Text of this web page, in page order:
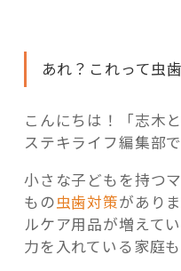
これからの
記事検索
あれ？これって虫
こんにちは！「志木
ステキライフ編集部
小さな子どもを持つ
もの虫歯対策があり
ルケア用品が増えて
力を入れている家庭